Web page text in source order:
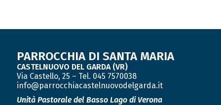
PARROCCHIA DI SANTA MARIA
CASTELNUOVO DEL GARDA (VR)
Via Castello, 25 – Tel. 045 7570038
info@parrocchiacastelnuovodelgarda.it
Unità Pastorale del Basso Lago di Verona